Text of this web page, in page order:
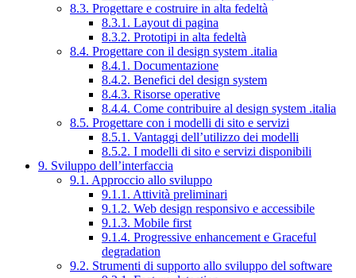
8.3. Progettare e costruire in alta fedeltà
8.3.1. Layout di pagina
8.3.2. Prototipi in alta fedeltà
8.4. Progettare con il design system .italia
8.4.1. Documentazione
8.4.2. Benefici del design system
8.4.3. Risorse operative
8.4.4. Come contribuire al design system .italia
8.5. Progettare con i modelli di sito e servizi
8.5.1. Vantaggi dell’utilizzo dei modelli
8.5.2. I modelli di sito e servizi disponibili
9. Sviluppo dell’interfaccia
9.1. Approccio allo sviluppo
9.1.1. Attività preliminari
9.1.2. Web design responsivo e accessibile
9.1.3. Mobile first
9.1.4. Progressive enhancement e Graceful
degradation
9.2. Strumenti di supporto allo sviluppo del software